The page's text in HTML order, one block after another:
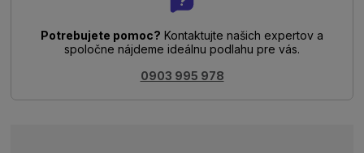
Potrebujete pomoc? Kontaktujte našich expertov a
spoločne nájdeme ideálnu podlahu pre vás.
0903 995 978